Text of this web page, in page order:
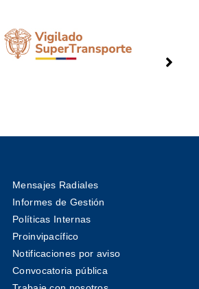
Mensajes Radiales
Informes de Gestión
Políticas Internas
Proinvipacífico
Notificaciones por aviso
Convocatoria pública